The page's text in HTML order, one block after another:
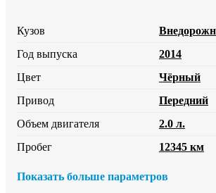
Кузов
Год выпуска
2014
Цвет
Чёрный
Привод
Передний
Объем двигателя
2.0 л.
Пробег
12345 км
Показать больше параметров